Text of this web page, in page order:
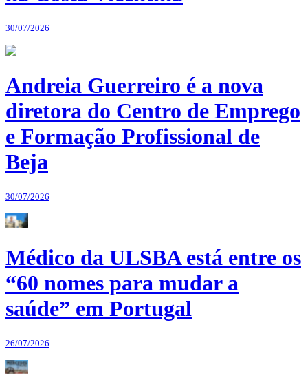
30/07/2026
Andreia Guerreiro é a nova
diretora do Centro de Emprego
e Formação Profissional de
Beja
30/07/2026
Médico da ULSBA está entre os
“60 nomes para mudar a
saúde” em Portugal
26/07/2026